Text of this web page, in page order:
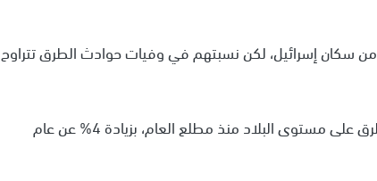
الجمعية أن المواطنين العرب يشكلون نحو 20% من سكان إسرائيل، لكن نسبتهم في وفيات حوادث الطرق تتراوح
وأشارت البيانات إلى أن 310 أشخاص قضوا في حوادث الطرق على مستوى البلاد منذ مطلع العام، بزيادة 4% عن عام